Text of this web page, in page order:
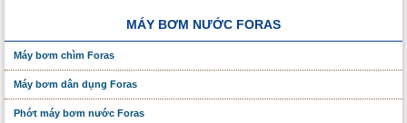
MÁY BƠM NƯỚC FORAS
Máy bơm chìm Foras
Máy bơm dân dụng Foras
Phớt máy bơm nước Foras